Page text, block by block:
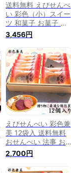
送料無料 えびせんべ
い 彩色（小）スイー
ツ 和菓子 お菓子 お
供え 詰め合わせ お
祝い 内祝い 出産内
祝 引越し お礼 挨拶
法事 快気祝い ギフ
ト 出産祝い 日持ち
お返し お取り寄せ
四十九日 帰省 お土
産 転職 就職 入学 卒
業 御供 御歳暮 御年
賀 御挨拶 年末 年始
3,456円
えびせんべい 彩色兼
美 12袋入 送料無料
おせんべい 法事 お
供え 内祝い 詰め合
わせ 誕生日 贈り物
お礼 お祝い 挨拶 引
2,700円